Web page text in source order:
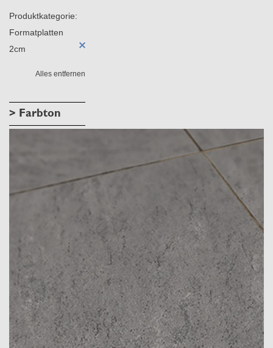
Produktkategorie:
Formatplatten
2cm
Alles entfernen
> Farbton